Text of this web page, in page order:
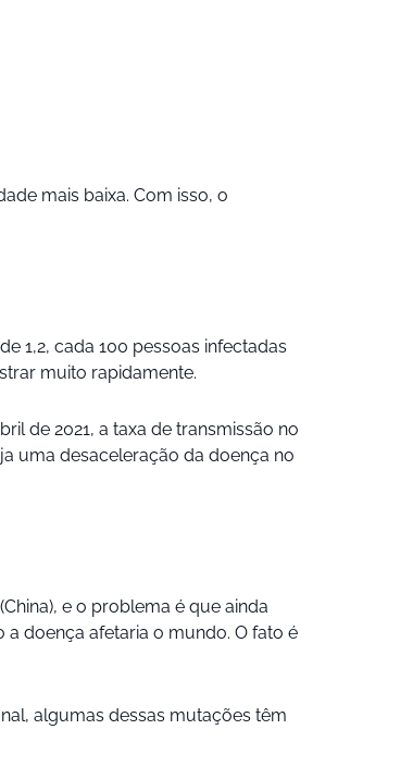
mais baixa. Com isso, o
1,2, cada 100 pessoas infectadas
muito rapidamente.
de 2021, a taxa de transmissão no
uma desaceleração da doença no
e o problema é que ainda
doença afetaria o mundo. O fato é
algumas dessas mutações têm